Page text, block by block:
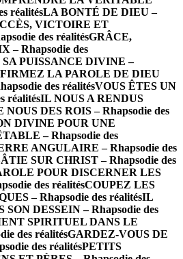
réalitésLA BONTÉ DE DIEU –
VICTOIRE ET
des réalitésGRÂCE,
– Rhapsodie des
PUISSANCE DIVINE –
LA PAROLE DE DIEU
des réalitésVOUS ÊTES UN
réalitésIL NOUS A RENDUS
DES ROIS – Rhapsodie des
DIVINE POUR UNE
– Rhapsodie des
ANGULAIRE – Rhapsodie des
SUR CHRIST – Rhapsodie des
POUR DISCERNER LES
des réalitésCOUPEZ LES
– Rhapsodie des réalitésIL
DESSEIN – Rhapsodie des
SPIRITUEL DANS LE
des réalitésGARDEZ-VOUS DE
des réalitésPETITS